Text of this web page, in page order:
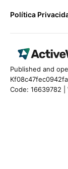
Política
Published and
Code: 16639782 |